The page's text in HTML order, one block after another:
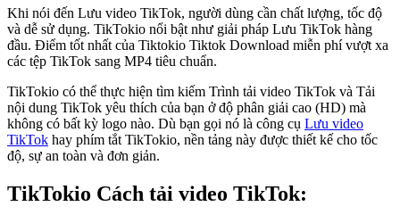
Khi nói đến Lưu video TikTok, người dùng cần chất lượng, tốc độ
và dễ sử dụng. TikTokio nổi bật như giải pháp Lưu TikTok hàng
đầu. Điểm tốt nhất của Tiktokio Tiktok Download miễn phí vượt xa
các tệp TikTok sang MP4 tiêu chuẩn.
TikTokio có thể thực hiện tìm kiếm Trình tải video TikTok và Tải
nội dung TikTok yêu thích của bạn ở độ phân giải cao (HD) mà
không có bất kỳ logo nào. Dù bạn gọi nó là công cụ Lưu video
TikTok hay phím tắt TikTokio, nền tảng này được thiết kế cho tốc
độ, sự an toàn và đơn giản.
TikTokio Cách tải video TikTok: